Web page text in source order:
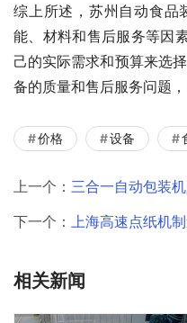
综上所述，苏州自动食品
能、材料和售后服务等因
己的实际需求和预算来选
备的质量和售后服务问题
价格 设备
上一个： 三合一自动包装机是
下一个：
上海高速点纸机
相关新闻